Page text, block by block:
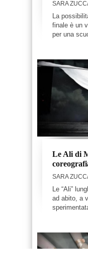
SARA
La
finale è un
per una
Le Ali di
SARA
Le “Ali”
ad abito, a